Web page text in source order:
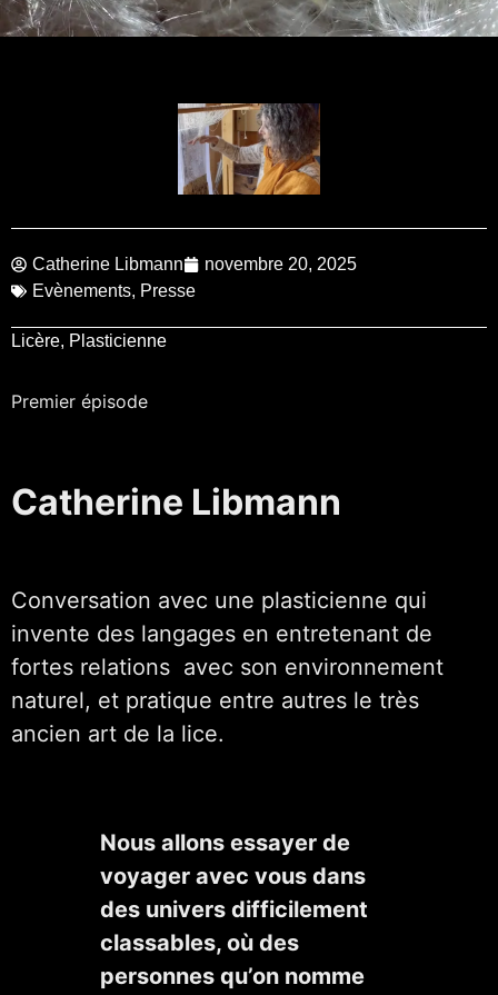
Catherine Libmann
novembre 20, 2025
Evènements, Presse
Licère, Plasticienne
Premier épisode
Catherine Libmann
Conversation avec une plasticienne qui
invente des langages en entretenant de
fortes relations avec son environnement
naturel, et pratique entre autres le très
ancien art de la lice.
Nous allons essayer de
voyager avec vous dans
des univers difficilement
classables, où des
personnes qu’on nomme